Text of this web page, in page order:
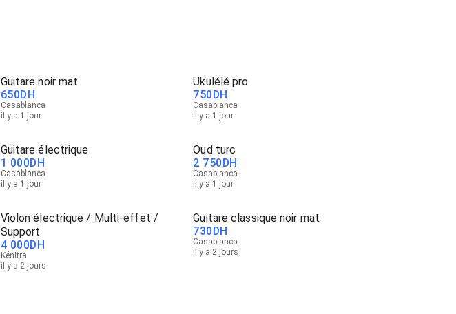
Guitare noir mat
650DH
Casablanca
il y a 1 jour
Ukulélé pro
750DH
Casablanca
il y a 1 jour
Guitare électrique
1 000DH
Casablanca
il y a 1 jour
Oud turc
2 750DH
Casablanca
il y a 1 jour
Violon électrique / Multi-effet /
Support
4 000DH
Kénitra
il y a 2 jours
Guitare classique noir mat
730DH
Casablanca
il y a 2 jours